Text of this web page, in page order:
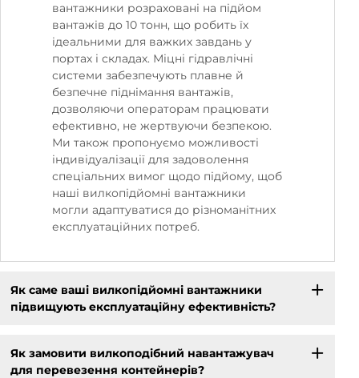
вантажники розраховані на підйом
вантажів до 10 тонн, що робить їх
ідеальними для важких завдань у
портах і складах. Міцні гідравлічні
системи забезпечують плавне й
безпечне піднімання вантажів,
дозволяючи операторам працювати
ефективно, не жертвуючи безпекою.
Ми також пропонуємо можливості
індивідуалізації для задоволення
спеціальних вимог щодо підйому, щоб
наші вилкопідйомні вантажники
могли адаптуватися до різноманітних
експлуатаційних потреб.
Як саме ваші вилкопідйомні вантажники
підвищують експлуатаційну ефективність?
Як замовити вилкоподібний навантажувач
для перевезення контейнерів?